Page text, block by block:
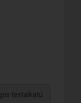
testalkatú